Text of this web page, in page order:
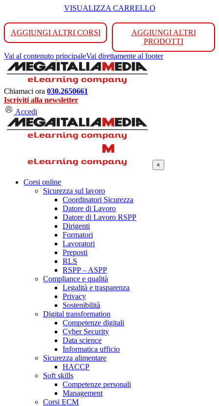
VISUALIZZA CARRELLO
AGGIUNGI ALTRI CORSI
AGGIUNGI ALTRI
PRODOTTI
Vai al contenuto principaleVai direttamente al footer
Chiamaci ora 030.2650661
Iscriviti alla newsletter
Accedi
×
Corsi online
Sicurezza sul lavoro
Coordinatori Sicurezza
Datore di Lavoro
Datore di Lavoro RSPP
Dirigenti
Formatori
Lavoratori
Preposti
RLS
RSPP – ASPP
Compliance e qualità
Legalità e trasparenza
Privacy
Sostenibilità
Digital transformation
Competenze digitali
Cyber Security
Data science
Informatica ufficio
Sicurezza alimentare
HACCP
Soft skills
Competenze personali
Management
Corsi ECM